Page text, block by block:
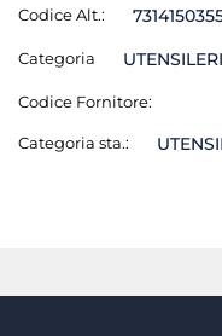
Codice Alt.:
Categoria
Codice Fornitore:
Categoria sta.: